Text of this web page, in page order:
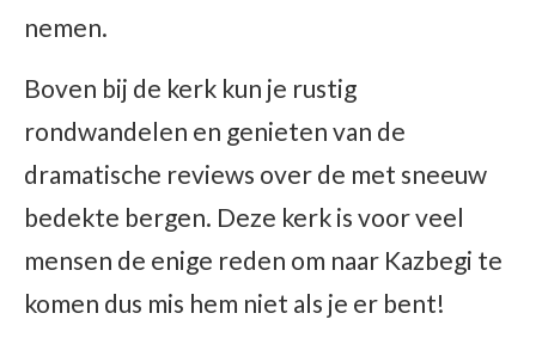
nemen.
Boven bij de kerk kun je rustig
rondwandelen en genieten van de
dramatische reviews over de met sneeuw
bedekte bergen. Deze kerk is voor veel
mensen de enige reden om naar Kazbegi te
komen dus mis hem niet als je er bent!